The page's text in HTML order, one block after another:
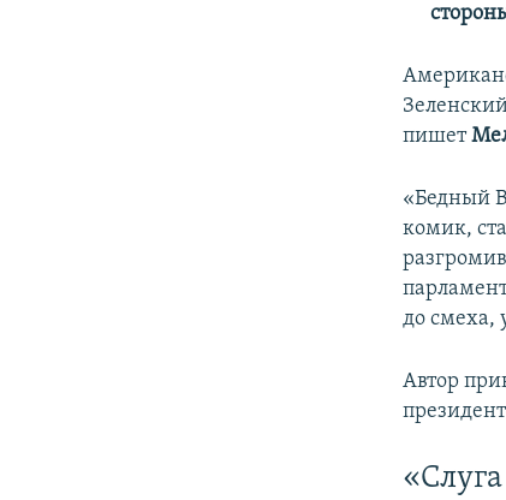
пишет
«Бедный
комик,
до смеха,
Автор